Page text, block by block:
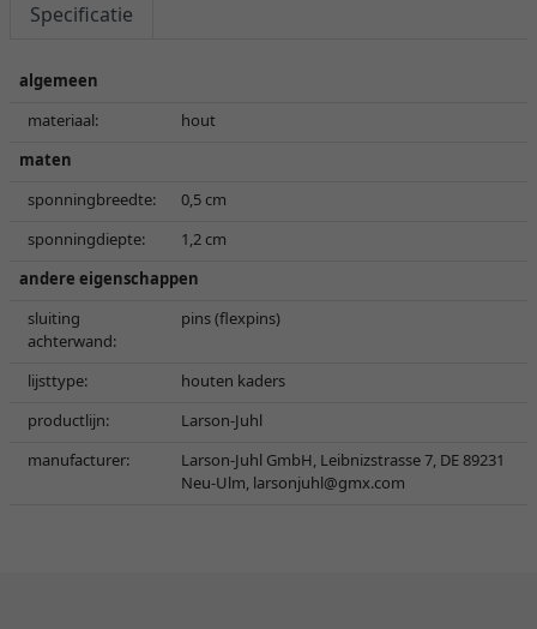
Specificatie
algemeen
materiaal:
hout
maten
sponningbreedte:
0,5 cm
sponningdiepte:
1,2 cm
andere eigenschappen
sluiting
achterwand:
pins (flexpins)
lijsttype:
houten kaders
productlijn:
Larson-Juhl
manufacturer:
Larson-Juhl GmbH, Leibnizstrasse 7, DE 89231
Neu-Ulm, larsonjuhl@gmx.com